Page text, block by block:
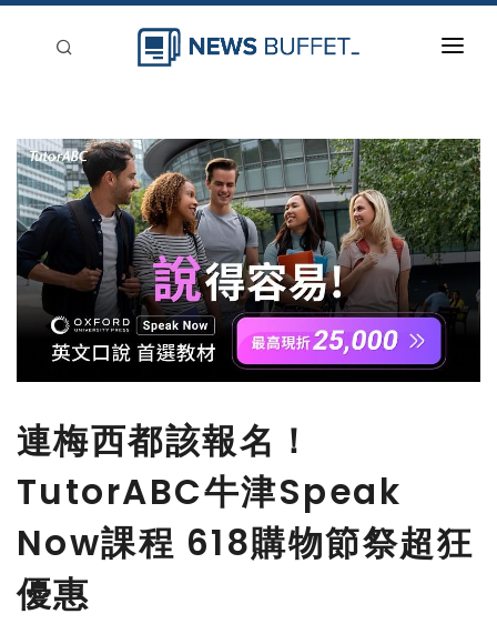
新聞稿分類
登入
連梅西都該報名！
TutorABC牛津Speak
Now課程 618購物節祭超狂
優惠